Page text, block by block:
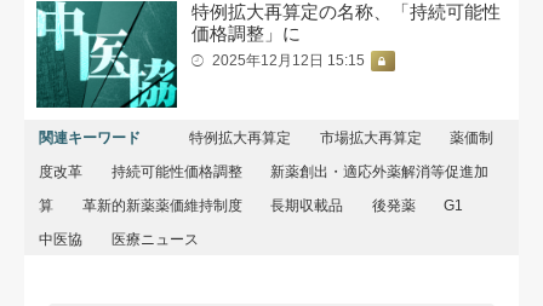
特例拡大再算定の名称、「持続可能性
価格調整」に
2025年12月12日 15:15
関連キーワード 特例拡大再算定 市場拡大再算定
薬価制
度改革
持続可能性価格調整
新薬創出・適応外薬解消等促進加
算
革新的新薬薬価維持制度 長期収載品 後発薬
G1
中医協
医療ニュース